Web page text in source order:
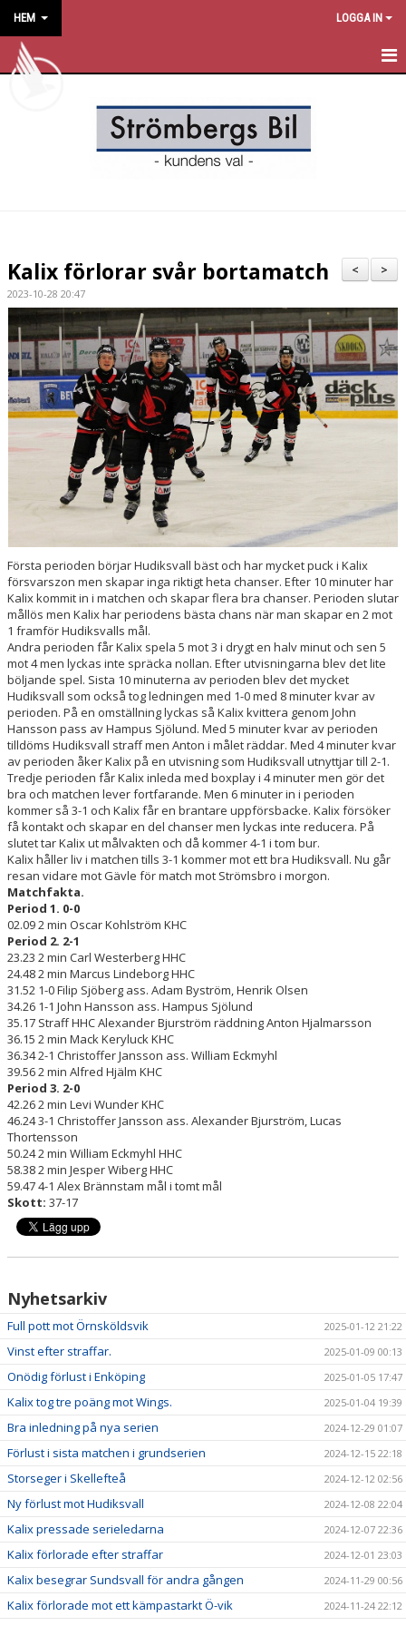
HEM LOGGA IN
BILDGALLERI
DOKUMENT
VÅRA LAG/TRÄNARE
MATCHER
HOCKEYETTAN
>
<
Kalix förlorar svår bortamatch
2023-10-28 20:47
Första perioden börjar Hudiksvall bäst och har mycket puck i Kalix
försvarszon men skapar inga riktigt heta chanser. Efter 10 minuter har
Kalix kommit in i matchen och skapar flera bra chanser. Perioden slutar
mållös men Kalix har periodens bästa chans när man skapar en 2 mot
1 framför Hudiksvalls mål.
Andra perioden får Kalix spela 5 mot 3 i drygt en halv minut och sen 5
mot 4 men lyckas inte spräcka nollan. Efter utvisningarna blev det lite
böljande spel. Sista 10 minuterna av perioden blev det mycket
Hudiksvall som också tog ledningen med 1-0 med 8 minuter kvar av
perioden. På en omställning lyckas så Kalix kvittera genom John
Hansson pass av Hampus Sjölund. Med 5 minuter kvar av perioden
tilldöms Hudiksvall straff men Anton i målet räddar. Med 4 minuter kvar
av perioden åker Kalix på en utvisning som Hudiksvall utnyttjar till 2-1.
Tredje perioden får Kalix inleda med boxplay i 4 minuter men gör det
bra och matchen lever fortfarande. Men 6 minuter in i perioden
kommer så 3-1 och Kalix får en brantare uppförsbacke. Kalix försöker
få kontakt och skapar en del chanser men lyckas inte reducera. På
slutet tar Kalix ut målvakten och då kommer 4-1 i tom bur.
Kalix håller liv i matchen tills 3-1 kommer mot ett bra Hudiksvall. Nu går
resan vidare mot Gävle för match mot Strömsbro i morgon.
Matchfakta.
Period 1. 0-0
02.09 2 min Oscar Kohlström KHC
Period 2. 2-1
23.23 2 min Carl Westerberg HHC
24.48 2 min Marcus Lindeborg HHC
31.52 1-0 Filip Sjöberg ass. Adam Byström, Henrik Olsen
34.26 1-1 John Hansson ass. Hampus Sjölund
35.17 Straff HHC Alexander Bjurström räddning Anton Hjalmarsson
36.15 2 min Mack Keryluck KHC
36.34 2-1 Christoffer Jansson ass. William Eckmyhl
39.56 2 min Alfred Hjälm KHC
Period 3. 2-0
42.26 2 min Levi Wunder KHC
46.24 3-1 Christoffer Jansson ass. Alexander Bjurström, Lucas
Thortensson
50.24 2 min William Eckmyhl HHC
58.38 2 min Jesper Wiberg HHC
59.47 4-1 Alex Brännstam mål i tomt mål
Skott: 37-17
Nyhetsarkiv
Full pott mot Örnsköldsvik 2025-01-12 21:22
Vinst efter straffar. 2025-01-09 00:13
Onödig förlust i Enköping 2025-01-05 17:47
Kalix tog tre poäng mot Wings. 2025-01-04 19:39
Bra inledning på nya serien 2024-12-29 01:07
Förlust i sista matchen i grundserien 2024-12-15 22:18
Storseger i Skellefteå 2024-12-12 02:56
Ny förlust mot Hudiksvall 2024-12-08 22:04
Kalix pressade serieledarna 2024-12-07 22:36
Kalix förlorade efter straffar 2024-12-01 23:03
Kalix besegrar Sundsvall för andra gången 2024-11-29 00:56
Kalix förlorade mot ett kämpastarkt Ö-vik 2024-11-24 22:12